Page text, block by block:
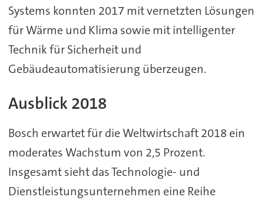
Systems konnten 2017 mit vernetzten Lösungen
für Wärme und Klima sowie mit intelligenter
Technik für Sicherheit und
Gebäudeautomatisierung überzeugen.
Ausblick 2018
Bosch erwartet für die Weltwirtschaft 2018 ein
moderates Wachstum von 2,5 Prozent.
Insgesamt sieht das Technologie- und
Dienstleistungsunternehmen eine Reihe